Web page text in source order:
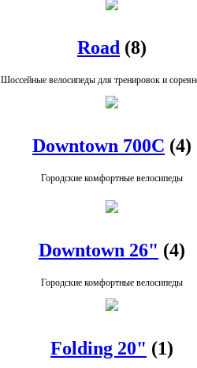
Road (8)
Шоссейные велосипеды для тренировок и
Downtown 700C (4)
Городские комфортные велосипеды
Downtown 26" (4)
Городские комфортные велосипеды
Folding 20" (1)